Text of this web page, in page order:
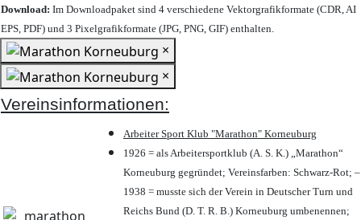
Download: Im Downloadpaket sind 4 verschiedene Vektorgrafikformate (CDR, AI
EPS, PDF) und 3 Pixelgrafikformate (JPG, PNG, GIF) enthalten.
×
×
Vereinsinformationen:
Arbeiter Sport Klub "Marathon" Korneuburg
1926 = als Arbeitersportklub (A. S. K.) „Marathon“
Korneuburg gegründet; Vereinsfarben: Schwarz-Rot; –
1938 = musste sich der Verein in Deutscher Turn und
Reichs Bund (D. T. R. B.) Korneuburg umbenennen;